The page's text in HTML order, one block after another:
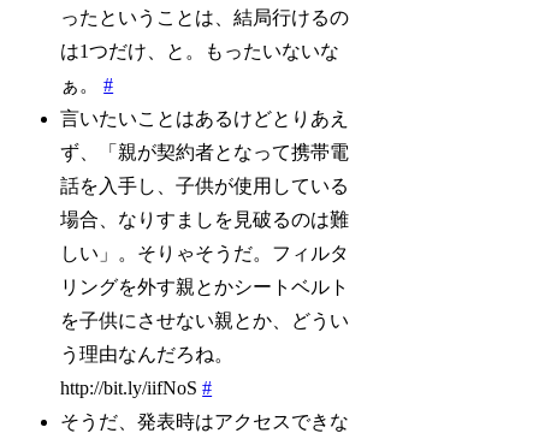
ったということは、結局行けるの
は1つだけ、と。もったいないな
ぁ。#
言いたいことはあるけどとりあえ
ず、「親が契約者となって携帯電
話を入手し、子供が使用している
場合、なりすましを見破るのは難
しい」。そりゃそうだ。フィルタ
リングを外す親とかシートベルト
を子供にさせない親とか、どうい
う理由なんだろね。
http://bit.ly/iifNoS#
そうだ、発表時はアクセスできな